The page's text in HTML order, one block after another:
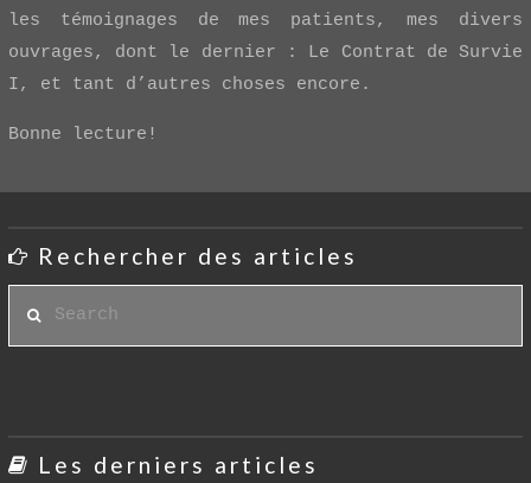
les témoignages de mes patients, mes divers
ouvrages, dont le dernier : Le Contrat de Survie
I, et tant d’autres choses encore.
Bonne lecture!
Rechercher des articles
Les derniers articles